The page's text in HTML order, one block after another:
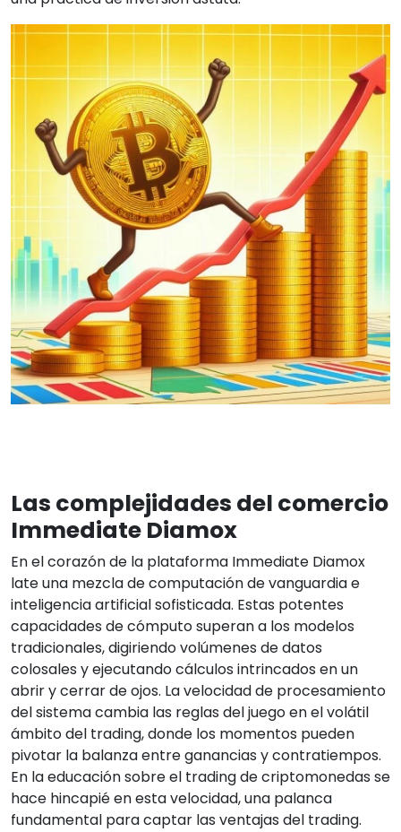
Las complejidades del comercio
Immediate Diamox
En el corazón de la plataforma Immediate Diamox
late una mezcla de computación de vanguardia e
inteligencia artificial sofisticada. Estas potentes
capacidades de cómputo superan a los modelos
tradicionales, digiriendo volúmenes de datos
colosales y ejecutando cálculos intrincados en un
abrir y cerrar de ojos. La velocidad de procesamiento
del sistema cambia las reglas del juego en el volátil
ámbito del trading, donde los momentos pueden
pivotar la balanza entre ganancias y contratiempos.
En la educación sobre el trading de criptomonedas se
hace hincapié en esta velocidad, una palanca
fundamental para captar las ventajas del trading.